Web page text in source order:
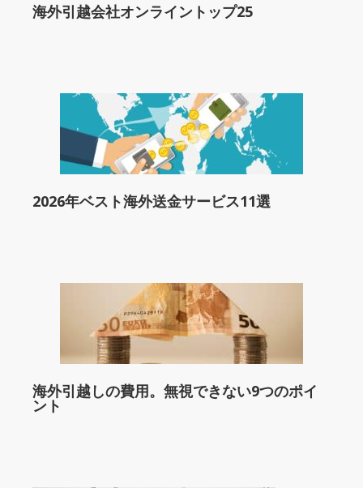
海外引越会社オンライントップ25
2026年ベスト海外送金サービス11選
海外引越しの費用。無視できない9つのポイ
ント